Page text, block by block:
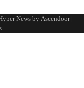
News byAscendoor|
.